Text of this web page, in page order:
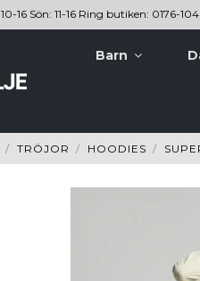
16 Sön: 11-16 Ring butiken: 0176-
Barn
TRÖJOR HOODIES